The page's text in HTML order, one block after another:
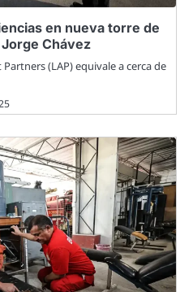
en nueva torre de
Chávez
(LAP) equivale a cerca de